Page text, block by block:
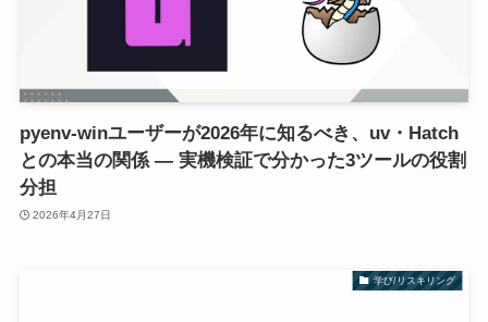
pyenv-winユーザーが2026年に知るべき、uv・Hatch
との本当の関係 — 実機検証で分かった3ツールの役割
分担
2026年4月27日
学び/リスキリング